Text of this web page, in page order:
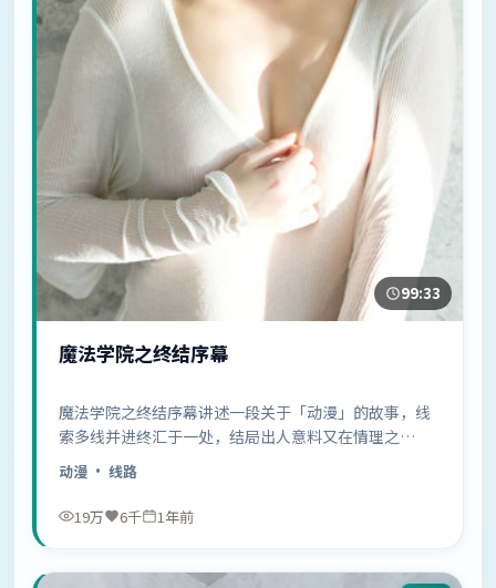
99:33
魔法学院之终结序幕
魔法学院之终结序幕讲述一段关于「动漫」的故事，线
索多线并进终汇于一处，结局出人意料又在情理之
中……
动漫 · 线路
19万 6千 1年前